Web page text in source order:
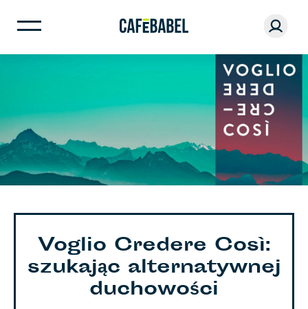
Voglio Credere Così:
szukając alternatywnej
duchowości